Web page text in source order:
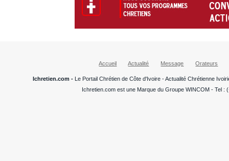
Accueil Actualité Message Orateurs
Ichretien.com - Le Portail Chrétien de Côte d'Ivoire - Actualité Chrétienne
Ichretien.com est une Marque du Groupe WINCOM - Tel :